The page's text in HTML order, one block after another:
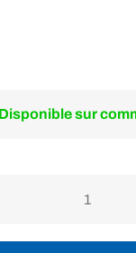
Disponible sur
quantité